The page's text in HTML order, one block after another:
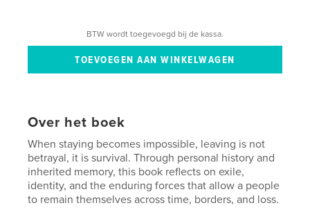
BTW wordt toegevoegd bij de kassa.
Over het boek
When staying becomes impossible, leaving is not
betrayal, it is survival. Through personal history and
inherited memory, this book reflects on exile,
identity, and the enduring forces that allow a people
to remain themselves across time, borders, and loss.